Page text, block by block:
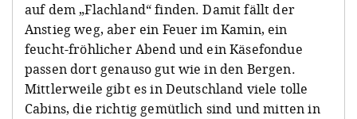
auf dem „Flachland“ finden. Damit fällt der
Anstieg weg, aber ein Feuer im Kamin, ein
feucht-fröhlicher Abend und ein Käsefondue
passen dort genauso gut wie in den Bergen.
Mittlerweile gibt es in Deutschland viele tolle
Cabins, die richtig gemütlich sind und mitten in